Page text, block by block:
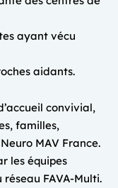
ayant vécu
aidants.
convivial,
familles,
MAV France.
les équipes
FAVA-Multi.